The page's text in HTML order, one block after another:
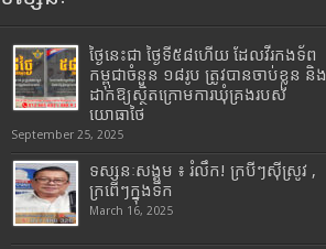
ថ្ងៃនេះជា ថ្ងៃទី៥៨ហើយ ដែលវីរកងទ័ព
កម្ពុជាចំនួន ១៨រូប ត្រូវបានចាប់ខ្លួន និង
ដាក់ឱ្យស្ថិតក្រោមការឃុំគ្រងរបស់
យោធាថៃ
September 25, 2025
ទស្សនៈសង្គម ៖ រំលឹក! ក្របីៗស៊ីស្រូវ ,
ក្រពើៗក្នុងទឹក
March 16, 2025